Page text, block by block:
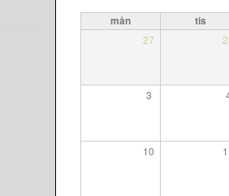
mån
tis
27
3
10